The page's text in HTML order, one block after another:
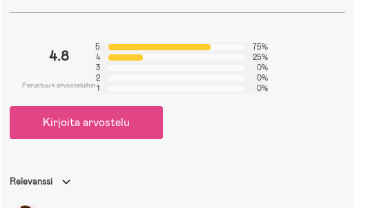
4.8
Perustuu 4 arvosteluihin
5
75%
4
25%
3
0%
2
0%
1
0%
Kirjoita arvostelu
Relevanssi